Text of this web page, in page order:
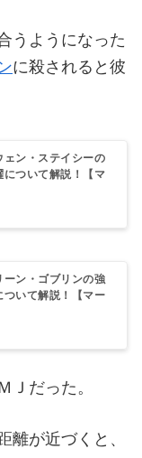
うようになった
に殺されると彼
ェン・ステイシーの
ついて解説！【マ
ーン・ゴブリンの強
ついて解説！【マー
Ｊだった。
離が近づくと、